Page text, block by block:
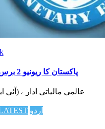
پاکستان کا ریونیو 2 برس میں دگنا ہو گیا: آئی ایم ایف
اردو